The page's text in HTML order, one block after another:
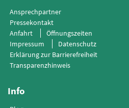
Ansprechpartner
Pressekontakt
Anfahrt
Öffnungszeiten
Impressum
Datenschutz
Erklärung zur Barrierefreiheit
Transparenzhinweis
Info